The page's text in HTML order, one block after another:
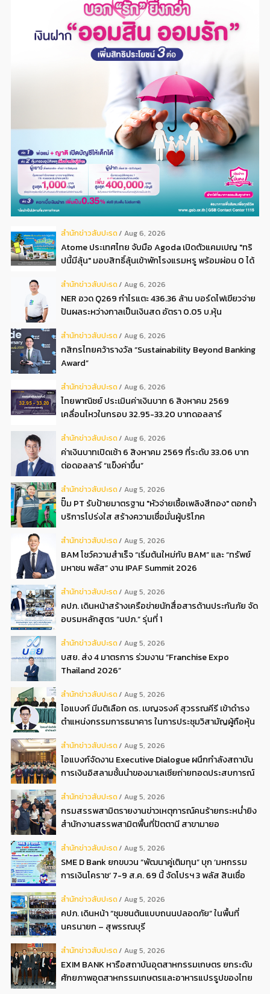
สํานักข่าวสับปะรด Aug 6, 2026
Atome ประเทศไทย จับมือ Agoda เปิดตัวแคมเปญ "ทริ
ปนี้มีลุ้น" มอบสิทธิ์ลุ้นเข้าพักโรงแรมหรู พร้อมผ่อน 0 ได้
สํานักข่าวสับปะรด Aug 6, 2026
NER อวด Q269 กำไรแตะ 436.36 ล้าน บอร์ดไฟเขียวจ่าย
ปันผลระหว่างกาลเป็นเงินสด อัตรา 0.05 บ.หุ้น
สํานักข่าวสับปะรด Aug 6, 2026
กสิกรไทยคว้ารางวัล “Sustainability Beyond Banking
Award”
สํานักข่าวสับปะรด Aug 6, 2026
ไทยพาณิชย์ ประเมินค่าเงินบาท 6 สิงหาคม 2569
เคลื่อนไหวในกรอบ 32.95-33.20 บาทดอลลาร์
สํานักข่าวสับปะรด Aug 6, 2026
ค่าเงินบาทเปิดเช้า 6 สิงหาคม 2569 ที่ระดับ 33.06 บาท
ต่อดอลลาร์ “แข็งค่าขึ้น”
สํานักข่าวสับปะรด Aug 5, 2026
ปั๊ม PT รับป้ายมาตรฐาน "หัวจ่ายเชื้อเพลิงสีทอง" ตอกย้ำ
บริการโปร่งใส สร้างความเชื่อมั่นผู้บริโภค
สํานักข่าวสับปะรด Aug 5, 2026
BAM โชว์ความสำเร็จ “เริ่มต้นใหม่กับ BAM” และ “ทรัพย์
มหาชน พลัส” งาน IPAF Summit 2026
สํานักข่าวสับปะรด Aug 5, 2026
คปภ. เดินหน้าสร้างเครือข่ายนักสื่อสารด้านประกันภัย จัด
อบรมหลักสูตร “นปภ.” รุ่นที่ 1
สํานักข่าวสับปะรด Aug 5, 2026
บสย. ส่ง 4 มาตรการ ร่วมงาน “Franchise Expo
Thailand 2026”
สํานักข่าวสับปะรด Aug 5, 2026
ไอแบงก์ มีมติเลือก ดร. เบญจรงค์ สุวรรณคีรี เข้าดำรง
ตำแหน่งกรรมการธนาคาร ในการประชุมวิสามัญผู้ถือหุ้น
สํานักข่าวสับปะรด Aug 5, 2026
ไอแบงก์จัดงาน Executive Dialogue ผนึกกำลังสถาบัน
การเงินอิสลามชั้นนำของมาเลเซียถ่ายทอดประสบการณ์
อิสลามแห่งอนาคต
สํานักข่าวสับปะรด Aug 5, 2026
กรมสรรพสามิตรายงานข่าวเหตุการณ์คนร้ายกระหน่ำยิง
สำนักงานสรรพสามิตพื้นที่ปัตตานี สาขามายอ
สํานักข่าวสับปะรด Aug 5, 2026
SME D Bank ยกขบวน “พัฒนาคู่เติมทุน” บุก ‘มหกรรม
การเงินโคราช’ 7-9 ส.ค. 69 นี้ จัดโปรฯ 3 พลัส สินเชื่อ
สํานักข่าวสับปะรด Aug 5, 2026
คปภ. เดินหน้า “ชุมชนต้นแบบถนนปลอดภัย” ในพื้นที่
นครนายก – สุพรรณบุรี
สํานักข่าวสับปะรด Aug 5, 2026
EXIM BANK หารือสถาบันอุตสาหกรรมเกษตร ยกระดับ
ศักยภาพอุตสาหกรรมเกษตรและอาหารแปรรูปของไทย